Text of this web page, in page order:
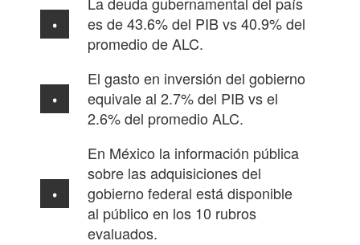
es de 43.6% del PIB vs 40.9% del
promedio de ALC.
El gasto en inversión del gobierno
equivale al 2.7% del PIB vs el
2.6% del promedio ALC.
En México la información pública
sobre las adquisiciones del
gobierno federal está disponible
al público en los 10 rubros
evaluados.